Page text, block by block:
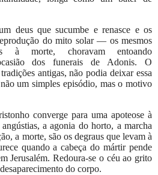
deus que sucumbe e renasce e os
do mito solar — os mesmos
à morte, choravam entoando
dos funerais de Adonis. O
antigas, não podia deixar essa
um simples episódio, mas o motivo
converge para uma apoteose à
a agonia do horto, a marcha
a morte, são os degraus que levam à
quando a cabeça do mártir pende
Jerusalém. Redoura-se o céu ao grito
do corpo.